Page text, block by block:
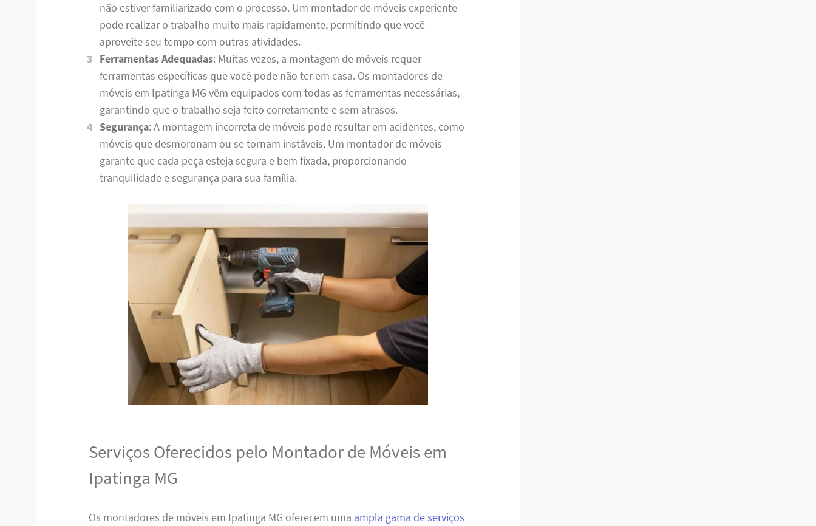
não estiver familiarizado com o processo. Um montador de móveis experiente
pode realizar o trabalho muito mais rapidamente, permitindo que você
aproveite seu tempo com outras atividades.
Ferramentas Adequadas: Muitas vezes, a montagem de móveis requer
ferramentas específicas que você pode não ter em casa. Os montadores de
móveis em Ipatinga MG vêm equipados com todas as ferramentas necessárias,
garantindo que o trabalho seja feito corretamente e sem atrasos.
Segurança: A montagem incorreta de móveis pode resultar em acidentes, como
móveis que desmoronam ou se tornam instáveis. Um montador de móveis
garante que cada peça esteja segura e bem fixada, proporcionando
tranquilidade e segurança para sua família.
Serviços Oferecidos pelo Montador de Móveis em
Ipatinga MG
Os montadores de móveis em Ipatinga MG oferecem uma ampla gama de serviços